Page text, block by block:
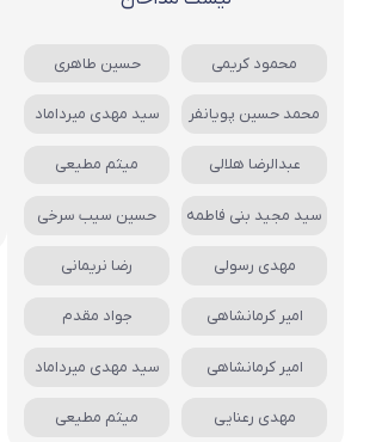
محمود کریمی حسین طاهری
محمد حسین پویانفر سید مهدی میرداماد
عبدالرضا هلالی میثم مطیعی
سید مجید بنی فاطمه حسین سیب سرخی
مهدی رسولی رضا نریمانی
امیر کرمانشاهی جواد مقدم
امیر کرمانشاهی سید مهدی میرداماد
مهدی رعنایی میثم مطیعی